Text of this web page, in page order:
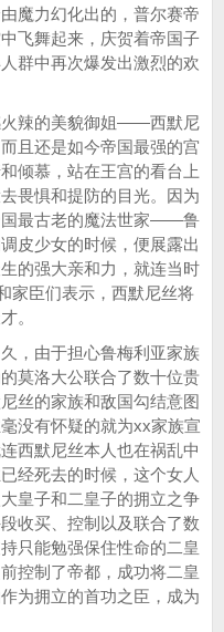
魔力幻化出的，普尔赛帝
飞舞起来，庆贺着帝国子
群中再次爆发出激烈的欢
火辣的美貌御姐——西默尼
且还是如今帝国最强的宫
倾慕，站在王宫的看台上
畏惧和提防的目光。因为
国最古老的魔法世家——鲁
皮少女的时候，便展露出
的强大亲和力，就连当时
家臣们表示，西默尼丝将
。
，由于担心鲁梅利亚家族
莫洛大公联合了数十位贵
丝的家族和敌国勾结意图
没有怀疑的就为xx家族宣
西默尼丝本人也在祸乱中
经死去的时候，这个女人
皇子和二皇子的拥立之争
收买、控制以及联合了数
只能勉强保住性命的二皇
控制了帝都，成功将二皇
为拥立的首功之臣，成为